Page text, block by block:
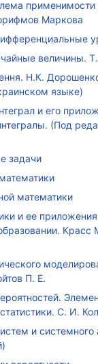
применимости
Маркова
величины.
Н.К.
языке)
и его
(Под
задачи
математики
и ее
П. Е.
С. И.
и системного